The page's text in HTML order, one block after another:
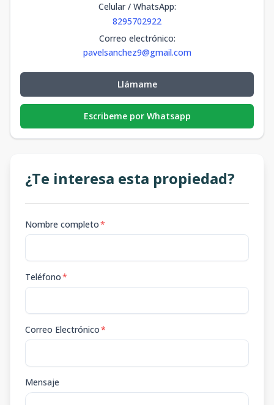
Celular / WhatsApp:
8295702922
Correo electrónico:
pavelsanchez9@gmail.com
Llámame
Escribeme por Whatsapp
¿Te interesa esta propiedad?
Nombre completo*
Teléfono*
Correo Electrónico*
Mensaje